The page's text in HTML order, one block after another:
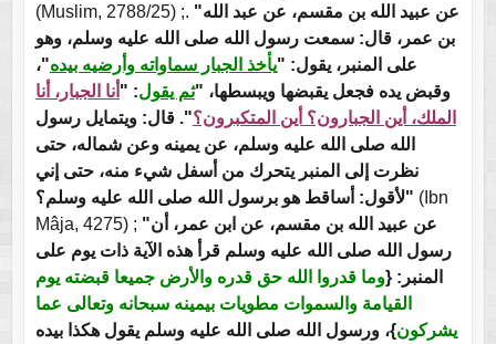
(Muslim, 2788/25) ;. "عن عبيد الله بن مقسم، عن عبد الله
بن عمر، قال: سمعت رسول الله صلى الله عليه وسلم، وهو
على المنبر، يقول: "يأخذ الجبار سماواته وأرضيه بيده"،
وقبض يده فجعل يقبضها ويبسطها، "ثم يقول: " أنا الجبار، أنا
الملك، أين الجبارون؟ أين المتكبرون؟". قال: ويتمايل رسول
الله صلى الله عليه وسلم، عن يمينه وعن شماله، حتى
نظرت إلى المنبر يتحرك من أسفل شيء منه، حتى إني
لأقول: أساقط هو برسول الله صلى الله عليه وسلم؟" (Ibn
Mâja, 4275) ; "عن عبيد الله بن مقسم، عن ابن عمر، أن
رسول الله صلى الله عليه وسلم قرأ هذه الآية ذات يوم على
المنبر: {وما قدروا الله حق قدره والأرض جميعا قبضته يوم
القيامة والسموات مطويات بيمينه سبحانه وتعالى عما
يشركون}، ورسول الله صلى الله عليه وسلم يقول هكذا بيده